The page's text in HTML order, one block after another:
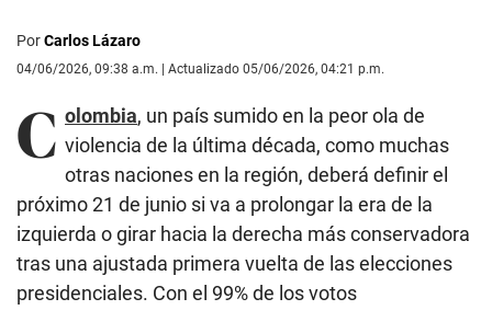
PorCarlos Lázaro
04/06/2026, 09:38 a.m. | Actualizado 05/06/2026, 04:21 p.m.
C olombia, un país sumido en la peor ola de
violencia de la última década, como muchas
otras naciones en la región, deberá definir el
próximo 21 de junio si va a prolongar la era de la
izquierda o girar hacia la derecha más conservadora
tras una ajustada primera vuelta de las elecciones
presidenciales. Con el 99% de los votos